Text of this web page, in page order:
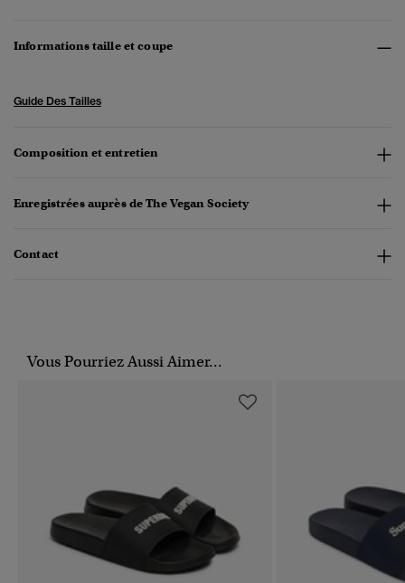
Informations taille et coupe
Guide Des Tailles
Composition et entretien
Enregistrées auprès de The Vegan Society
Contact
Vous Pourriez Aussi Aimer...